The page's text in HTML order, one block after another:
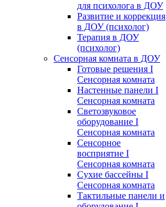
для психолога в ДОУ
Развитие и коррекция
в ДОУ (психолог)
Терапия в ДОУ
(психолог)
Сенсорная комната в ДОУ
Готовые решения I
Сенсорная комната
Настенные панели I
Сенсорная комната
Светозвуковое
оборудование I
Сенсорная комната
Сенсорное
восприятие I
Сенсорная комната
Сухие бассейны I
Сенсорная комната
Тактильные панели и